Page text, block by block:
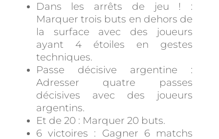
Dans les arrêts de jeu ! :
Marquer trois buts en dehors de
la surface avec des joueurs
ayant 4 étoiles en gestes
techniques.
Passe décisive argentine :
Adresser quatre passes
décisives avec des joueurs
argentins.
Et de 20 : Marquer 20 buts.
6 victoires : Gagner 6 matchs